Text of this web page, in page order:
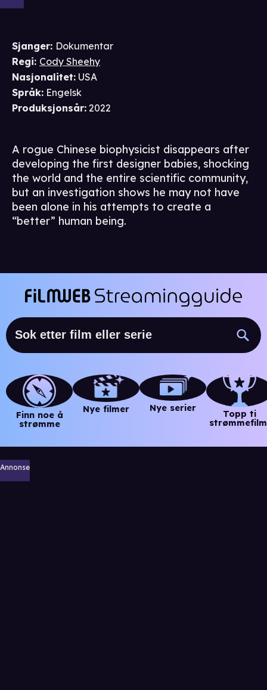
Sjanger: Dokumentar
Regi: Cody Sheehy
Nasjonalitet: USA
Språk: Engelsk
Produksjonsår: 2022
A rogue Chinese biophysicist disappears after
developing the first designer babies, shocking
the world and the entire scientific community,
but an investigation shows he may not have
been alone in his attempts to create a
“better” human being.
Finn noe å
strømme
Nye filmer Nye serier
Topp ti
Annonse